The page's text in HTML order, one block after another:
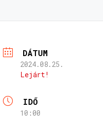
DÁTUM
2024.08.25.
Lejárt!
IDŐ
10:00